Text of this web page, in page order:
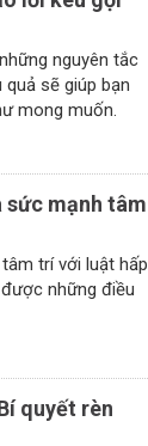
nguyên tắc
sẽ giúp bạn
mạnh tâm
trí với luật hấp
những điều
quyết rèn